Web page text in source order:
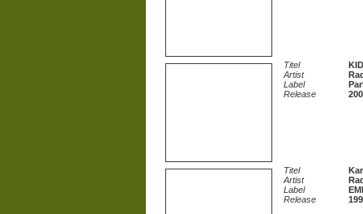
Titel
Artist
Label
Release
Titel
Artist
Label
Release